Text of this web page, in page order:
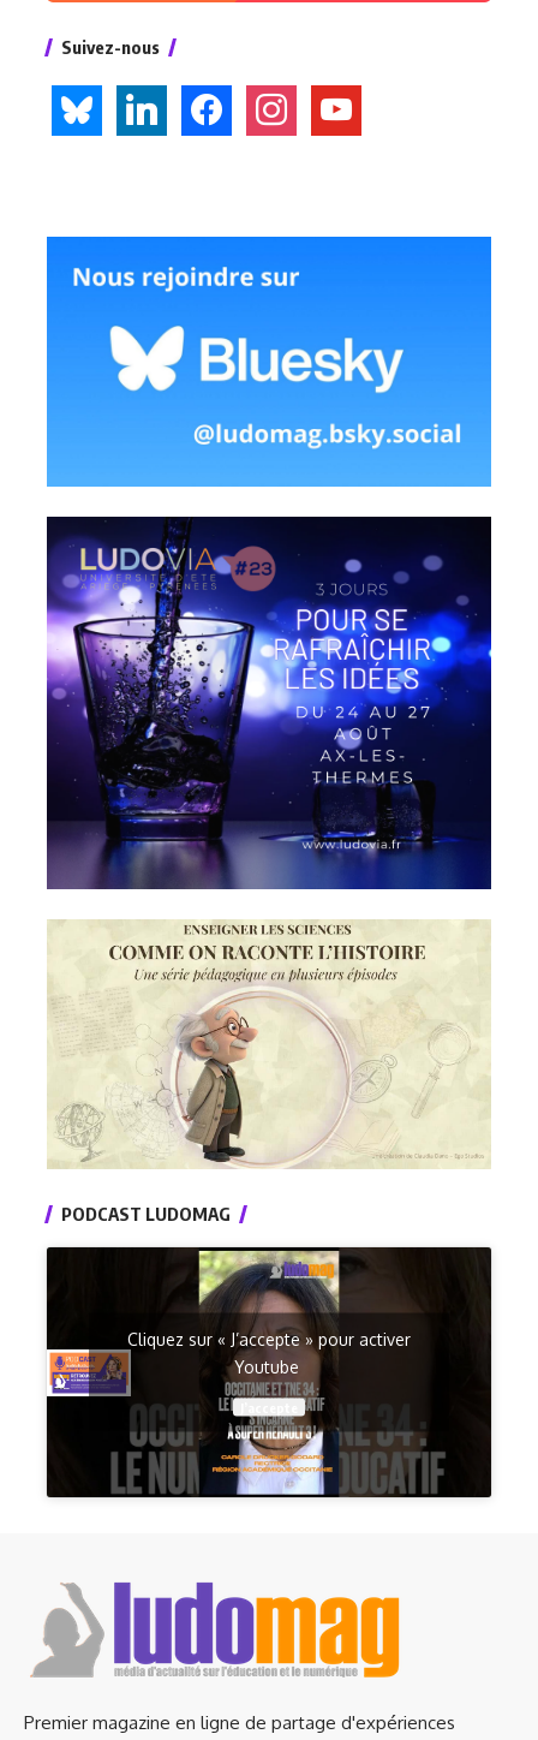
Suivez-nous
bluesky linkedin facebook instagramyoutube
PODCAST LUDOMAG
Cliquez sur « J’accepte » pour activer
Youtube
Premier magazine en ligne de partage d'expériences